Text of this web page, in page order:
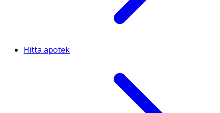
Hitta apotek